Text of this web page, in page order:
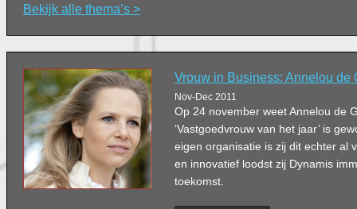
Bekijk alle thema’s >
Vrouw in Business: Annelou de
Nov-Dec 2011
Op 24 november weet Annelou de
‘Vastgoedvrouw van het jaar’ is
eigen organisatie is zij dit echter al
en innovatief loodst zij Dynamis
toekomst.